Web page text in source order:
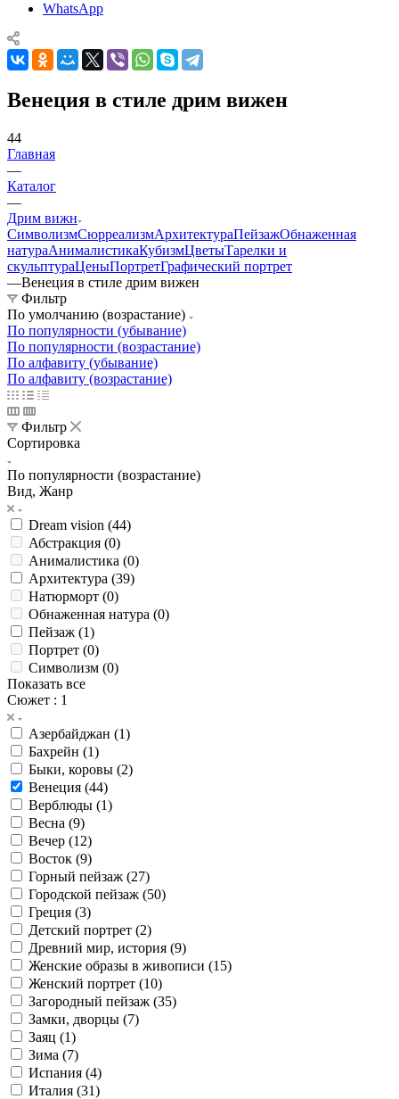
WhatsApp
Венеция в стиле дрим вижен
44
Главная
—
Каталог
—
Дрим вижн
СимволизмСюрреализмАрхитектураПейзажОбнаженная
натураАнималистикаКубизмЦветыТарелки и
скульптураЦеныПортретГрафический портрет
—Венеция в стиле дрим вижен
Фильтр
По умолчанию (возрастание)
По популярности (убывание)
По популярности (возрастание)
По алфавиту (убывание)
По алфавиту (возрастание)
Фильтр
Сортировка
По популярности (возрастание)
Вид, Жанр
Dream vision (44)
Абстракция (0)
Анималистика (0)
Архитектура (39)
Натюрморт (0)
Обнаженная натура (0)
Пейзаж (1)
Портрет (0)
Символизм (0)
Показать все
Сюжет : 1
Азербайджан (1)
Бахрейн (1)
Быки, коровы (2)
Венеция (44)
Верблюды (1)
Весна (9)
Вечер (12)
Восток (9)
Горный пейзаж (27)
Городской пейзаж (50)
Греция (3)
Детский портрет (2)
Древний мир, история (9)
Женские образы в живописи (15)
Женский портрет (10)
Загородный пейзаж (35)
Замки, дворцы (7)
Заяц (1)
Зима (7)
Испания (4)
Италия (31)